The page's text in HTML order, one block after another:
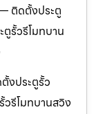
ติดตั้งประตู
ตูรั้วรีโมทบาน
งประตูรั้ว
วรีโมทบานสวิง